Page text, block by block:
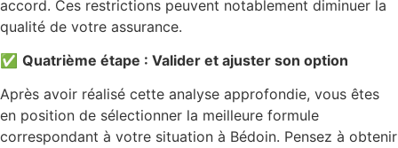
accord. Ces restrictions peuvent notablement diminuer la
qualité de votre assurance.
✅ Quatrième étape : Valider et ajuster son option
Après avoir réalisé cette analyse approfondie, vous êtes
en position de sélectionner la meilleure formule
correspondant à votre situation à Bédoin. Pensez à obtenir